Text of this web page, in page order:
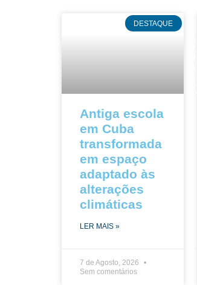
DESTAQUE
Antiga escola
em Cuba
transformada
em espaço
adaptado às
alterações
climáticas
LER MAIS »
7 de Agosto, 2026
Sem comentários